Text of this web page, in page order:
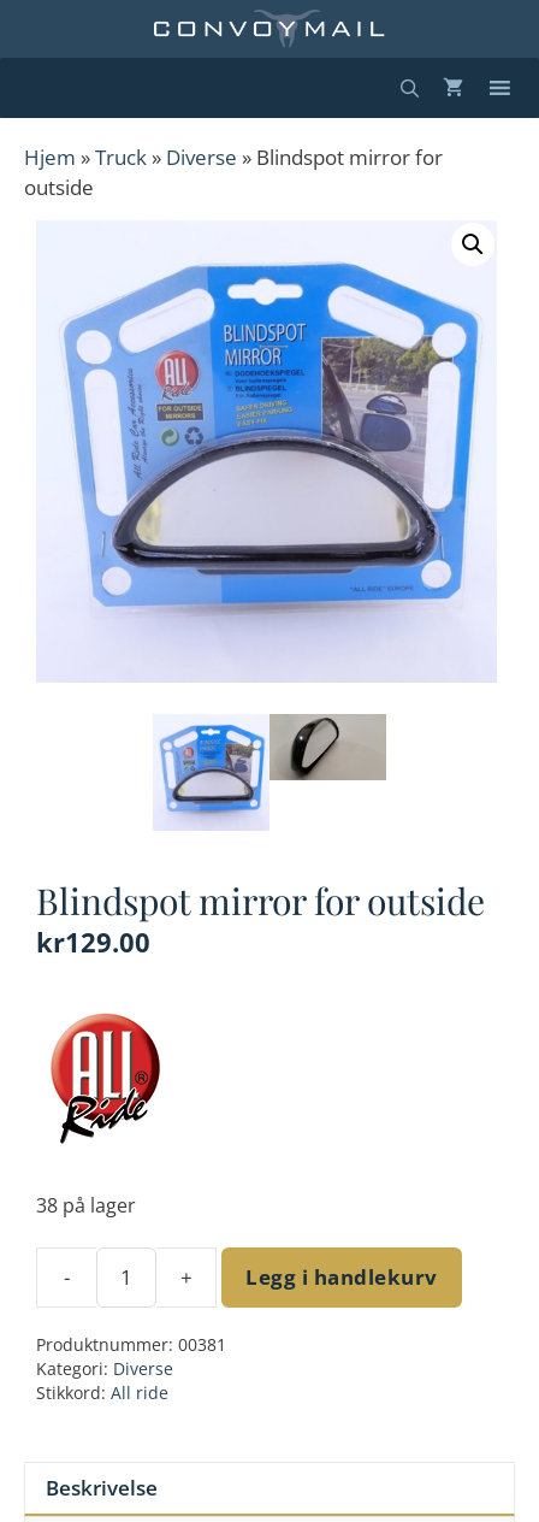
Hjem »Truck » Diverse » Blindspot mirror for
outside
Blindspot mirror for outside
kr129.00
38 på lager
-
Blindspot
for
+ Legg i handlekurv
Produktnummer: 00381
Kategori: Diverse
Stikkord: All ride
Beskrivelse